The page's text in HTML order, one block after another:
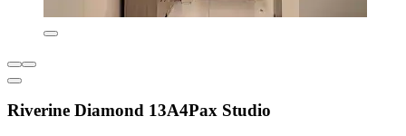
Riverine Diamond 13A4Pax Studio